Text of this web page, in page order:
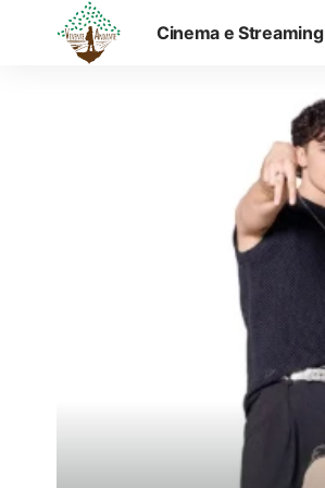
Cinema e Streaming